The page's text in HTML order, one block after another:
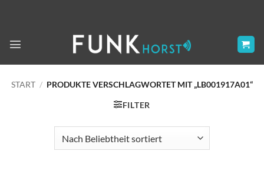
START / PRODUKTE VERSCHLAGWORTET MIT „LB001917A01“
FILTER